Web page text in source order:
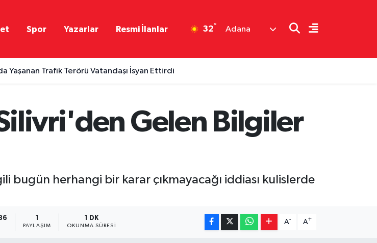
Spor Yazarlar Resmi İlanlar 32° Adana
Yaşanan Trafik Terörü Vatandaşı İsyan Ettirdi
Gelen Bilgiler
bugün herhangi bir karar çıkmayacağı iddiası kulislerde
PAYLAŞIM
1 DK
OKUNMA SÜRESI
A- A+